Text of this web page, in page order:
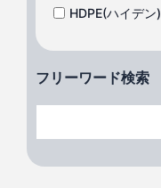
HDPE(ハイデン)
フリーワード検索